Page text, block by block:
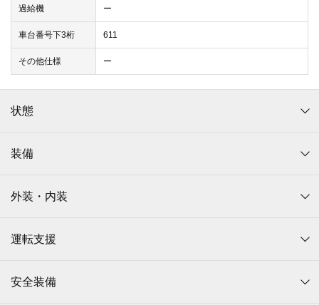
過給機 ー
車台番号下3桁 611
その他仕様 ー
状態
装備
外装・内装
運転支援
安全装備